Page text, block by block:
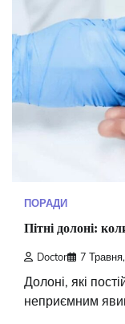
ПОРАДИ
Пітні долоні:
Doctor 7
Долоні, які
неприємним